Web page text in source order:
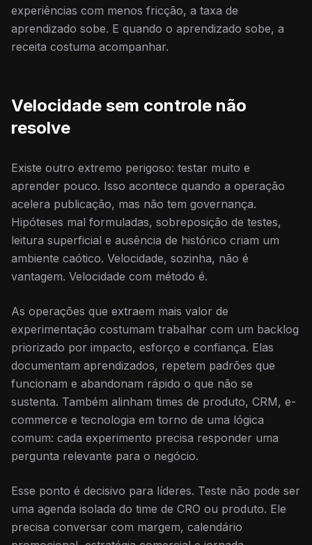
experiências com menos fricção, a taxa de
aprendizado sobe. E quando o aprendizado sobe, a
receita costuma acompanhar.
Velocidade sem controle não
resolve
Existe outro extremo perigoso: testar muito e
aprender pouco. Isso acontece quando a operação
acelera publicação, mas não tem governança.
Hipóteses mal formuladas, sobreposição de testes,
leitura superficial e ausência de histórico criam um
ambiente caótico. Velocidade, sozinha, não é
vantagem. Velocidade com método é.
As operações que extraem mais valor de
experimentação costumam trabalhar com um backlog
priorizado por impacto, esforço e confiança. Elas
documentam aprendizados, repetem padrões que
funcionam e abandonam rápido o que não se
sustenta. Também alinham times de produto, CRM, e-
commerce e tecnologia em torno de uma lógica
comum: cada experimento precisa responder uma
pergunta relevante para o negócio.
Esse ponto é decisivo para líderes. Teste não pode ser
uma agenda isolada do time de CRO ou produto. Ele
precisa conversar com margem, calendário